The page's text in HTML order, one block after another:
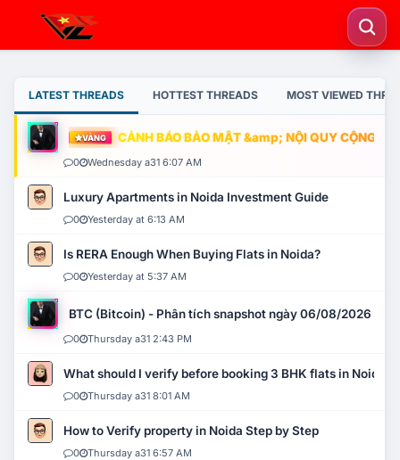
LATEST THREADS HOTTEST THREADS MOST VIEWED
VÀNG CẢNH BÁO BẢO MẬT &amp; NỘI QUY CỘNG
0 Wednesday a31 6:07 AM
Luxury Apartments in Noida Investment Guide
0 Yesterday at 6:13 AM
Is RERA Enough When Buying Flats in Noida?
0 Yesterday at 5:37 AM
BTC (Bitcoin) - Phân tích snapshot ngày 06/08/2026
0 Thursday a31 2:43 PM
What should I verify before booking 3 BHK flats in Noida?
0 Thursday a31 8:01 AM
How to Verify property in Noida Step by Step
0 Thursday a31 6:57 AM